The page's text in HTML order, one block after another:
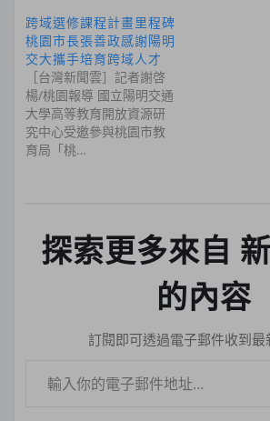
跨域選修課程計畫里程碑
桃園市長張善政感謝陽明
交大攜手培育跨域人才
［台灣新聞雲］記者謝啓
楊/桃園報導 國立陽明交通
大學高等教育開放資源研
究中心受邀參與桃園市教
育局「桃…
探索更多來自
的內容
訂閱即可透過電子郵件收到最